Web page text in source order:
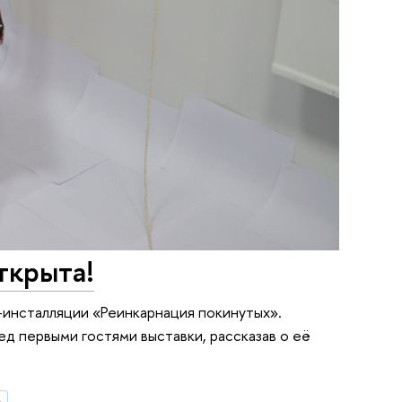
«Реинкарнация покинутых».
первыми гостями выставки, рассказав о её